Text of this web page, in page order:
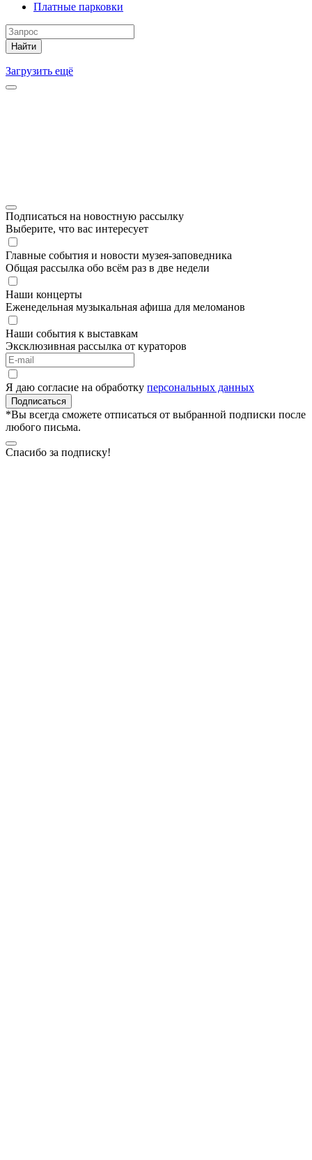
Платные парковки
Найти
Загрузить ещё
Подписаться на новостную рассылку
Выберите, что вас интересует
Главные события и новости музея-заповедника
Общая рассылка обо всём раз в две недели
Наши концерты
Еженедельная музыкальная афиша для меломанов
Наши события к выставкам
Эксклюзивная рассылка от кураторов
Я даю согласие на обработку персональных данных
Подписаться
*Вы всегда сможете отписаться от выбранной подписки после
любого письма.
Спасибо за подписку!